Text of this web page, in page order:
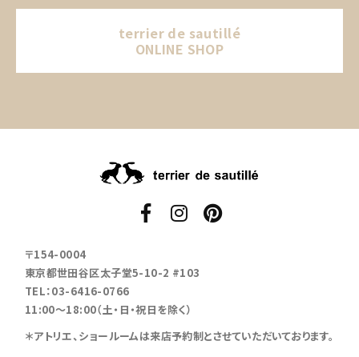
terrier de sautillé
ONLINE SHOP
〒154-0004
東京都世田谷区太子堂5-10-2 #103
TEL：03-6416-0766
11:00～18:00（土・日・祝日を除く）
＊アトリエ、ショールームは来店予約制とさせていただいております。